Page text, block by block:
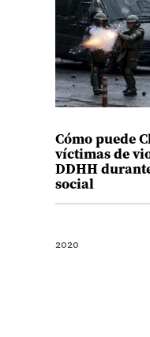
Cómo puede
víctimas de
DDHH
social
2020